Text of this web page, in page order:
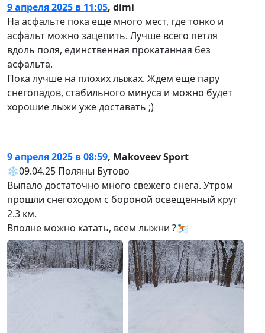
9 апреля 2025 в 11:05, dimi
На асфальте пока ещё много мест, где тонко и
асфальт можно зацепить. Лучше всего петля
вдоль поля, единственная прокатанная без
асфальта.
Пока лучше на плохих лыжах. Ждём ещё пару
снегопадов, стабильного минуса и можно будет
хорошие лыжи уже доставать ;)
9 апреля 2025 в 08:59, Makoveev Sport
❄️09.04.25 Поляны Бутово
Выпало достаточно много свежего снега. Утром
прошли снегоходом с бороной освещенный круг
2.3 км.
Вполне можно катать, всем лыжни ?⛷